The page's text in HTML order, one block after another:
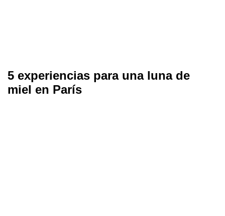
5 experiencias para una luna de
miel en París